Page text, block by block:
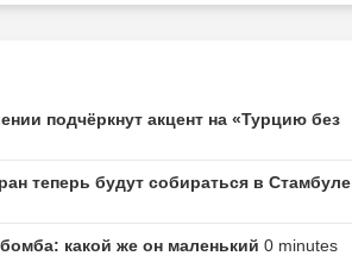
подчёркнут акцент на «Турцию без
теперь будут собираться в Стамбуле
какой же он маленький 0 minutes